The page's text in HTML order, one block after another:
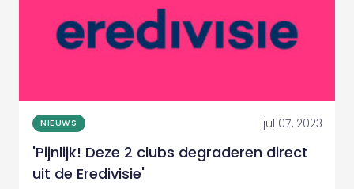
NIEUWS jul 07, 2023
'Pijnlijk! Deze 2 clubs degraderen direct
uit de Eredivisie'